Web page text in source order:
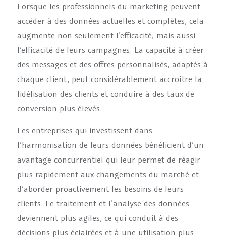
Lorsque les professionnels du marketing peuvent
accéder à des données actuelles et complètes, cela
augmente non seulement l’efficacité, mais aussi
l’efficacité de leurs campagnes. La capacité à créer
des messages et des offres personnalisés, adaptés à
chaque client, peut considérablement accroître la
fidélisation des clients et conduire à des taux de
conversion plus élevés.
Les entreprises qui investissent dans
l’harmonisation de leurs données bénéficient d’un
avantage concurrentiel qui leur permet de réagir
plus rapidement aux changements du marché et
d’aborder proactivement les besoins de leurs
clients. Le traitement et l’analyse des données
deviennent plus agiles, ce qui conduit à des
décisions plus éclairées et à une utilisation plus